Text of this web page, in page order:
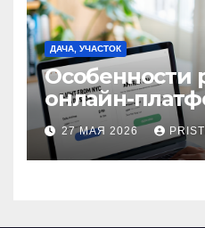
ДАЧА, УЧАСТОК
Особенности
онлайн-
поиска
билетов
27 МАЯ 2026